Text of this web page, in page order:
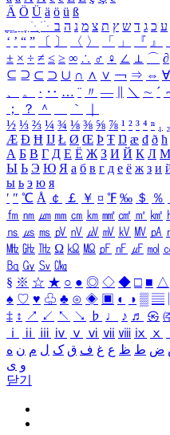
Ä Ö Ü ä ö ü ß
ִֶֹ ֻּ ׁׂ ע כ ג ד ש ץ ת צ מ נ ה ב
‘ ’ “ ” 〔 〕 〈 〉 「 」 『 』
± × ÷ ≠ ≤ ≥ ∞ ∴ ♂ ♀ ∠ ⊥ ⌒ ∂
⊆ ⊇ ⊂ ⊃ ∪ ∩ ∧ ∨ ￢ ⇒ ⇔ ∀
、
。 · ‥ … ¨ 〃 ― ＼ ∼ ´
；
？ ＾ ｀
½ ⅓ ⅔ ¼ ¾ ⅛ ⅜ ⅝ ⅞ ¹ ² ³ ⁴ ⁿ ₁ ₂
Æ Ð Ħ Ĳ Ł Ø Œ Þ Ŧ Ŋ æ đ ð ħ
А Б В Г Д Е Ё Ж З И Й К Л М
Ы Ь Э Ю Я а б в г д е ё ж з и
ы ь э ю я
′ ″ ℃ Å ￠ ￡ ￥ ¤ ℉ ‰ ＄ ％
㎙ ㎚ ㎛ ㎜ ㎝ ㎞ ㎟ ㎠ ㎡ ㎢
㎱ ㎲ ㎳ ㎴ ㎵ ㎶ ㎷ ㎸ ㎹ ㎀
㎒ ㎓ ㎔ Ω ㏀ ㏁ ㎊ ㎋ ㎌ ㏖
㏃ ㏉ ㏜ ㏆
§ ※ ☆ ★ ○ ● ◎ ◇ ◆ □ ■ △
♠ ♡ ♥ ♧ ♣ ⊙ ◈ ▣ ◐ ◑ ▒ ▤
‡ ↕ ↗ ↙ ↖ ↘ ♭ ♩ ♪ ♬ ㉿
ⅰ
ⅱ ⅲ ⅳ ⅴ ⅵ ⅶ ⅷ ⅸ ⅹ
ض ط ظ ع غ ف ق ک ل م ن ه
و ی
닫기